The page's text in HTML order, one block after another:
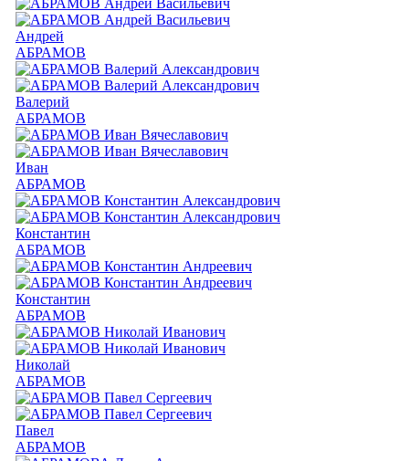
Андрей
АБРАМОВ
Валерий
АБРАМОВ
Иван
АБРАМОВ
Константин
АБРАМОВ
Константин
АБРАМОВ
Николай
АБРАМОВ
Павел
АБРАМОВ